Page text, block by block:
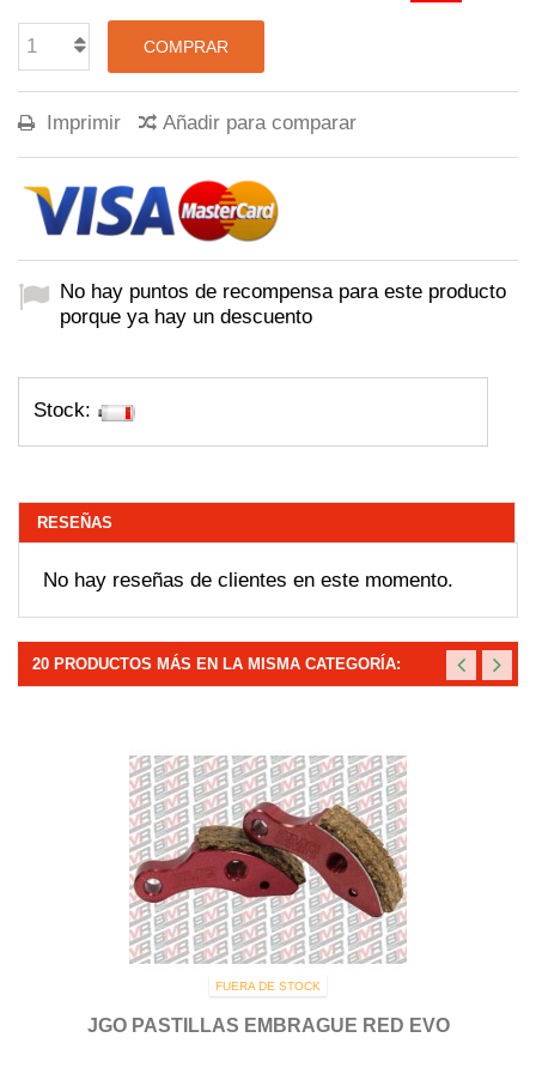
COMPRAR
Imprimir Añadir para comparar
No hay puntos de recompensa para este producto
porque ya hay un descuento
Stock:
RESEÑAS
No hay reseñas de clientes en este momento.
20 PRODUCTOS MÁS EN LA MISMA CATEGORÍA:
FUERA DE STOCK
JGO PASTILLAS EMBRAGUE RED EVO